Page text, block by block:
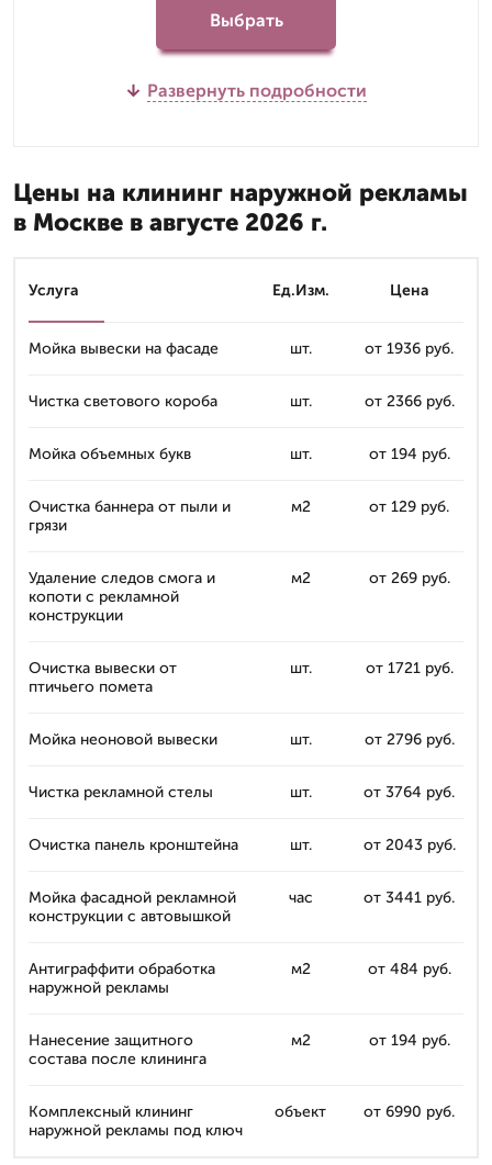
Выбрать
Развернуть подробности
Цены на клининг наружной рекламы
в Москве в августе 2026 г.
Услуга Ед.Изм. Цена
Мойка вывески на фасаде шт. от 1936 руб.
Чистка светового короба шт. от 2366 руб.
Мойка объемных букв шт. от 194 руб.
Очистка баннера от пыли и
грязи
м2 от 129 руб.
Удаление следов смога и
копоти с рекламной
конструкции
м2 от 269 руб.
Очистка вывески от
птичьего помета
шт. от 1721 руб.
Мойка неоновой вывески шт. от 2796 руб.
Чистка рекламной стелы шт. от 3764 руб.
Очистка панель кронштейна шт. от 2043 руб.
Мойка фасадной рекламной
конструкции с автовышкой
час от 3441 руб.
Антиграффити обработка
наружной рекламы
м2 от 484 руб.
Нанесение защитного
состава после клининга
м2 от 194 руб.
Комплексный клининг
наружной рекламы под ключ
объект от 6990 руб.